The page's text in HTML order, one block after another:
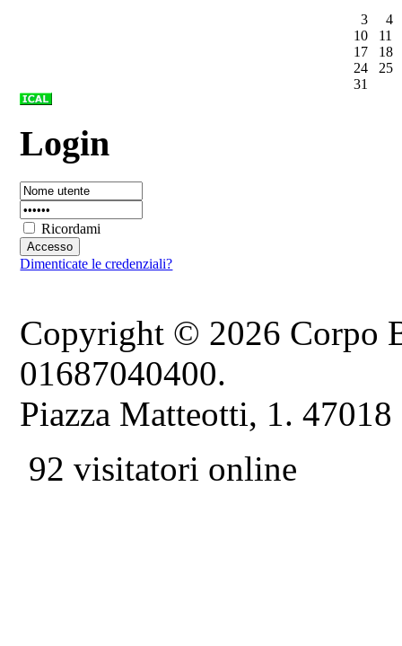
3
4
10
11
17
18
24
25
31
Login
Ricordami
Dimenticate le credenziali?
Copyright © 2026 Corpo
01687040400.
Piazza Matteotti, 1.
92 visitatori online